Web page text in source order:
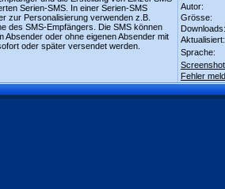
Serien-SMS. In einer Serien-SMS
zur Personalisierung verwenden z.B.
des SMS-Empfängers. Die SMS können
Absender oder ohne eigenen Absender mit
oder später versendet werden.
Autor:
Grösse:
Downloads:
Aktualisiert:
Sprache:
Screenshot
Fehler